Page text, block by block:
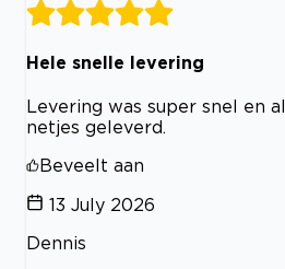
Hele snelle levering
Levering was super snel en
netjes geleverd.
Beveelt aan
13 July 2026
Dennis